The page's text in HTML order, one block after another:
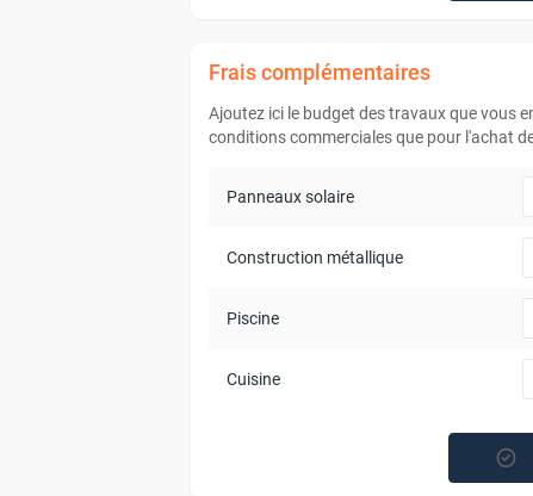
Frais complémentaires
Ajoutez ici le budget des travaux que vous
conditions commerciales que pour l'achat
Panneaux solaire
Construction métallique
Piscine
Cuisine